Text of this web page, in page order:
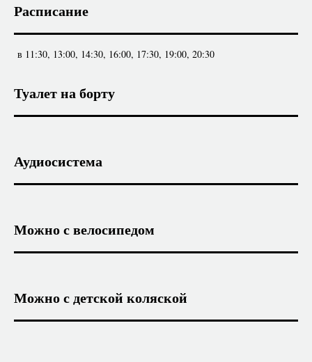
Расписание
в 11:30, 13:00, 14:30, 16:00, 17:30, 19:00, 20:30
Туалет на борту
Аудиосистема
Можно с велосипедом
Можно с детской коляской